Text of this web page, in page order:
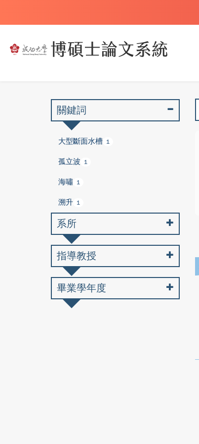
關鍵詞
大型斷面水槽 1
孤立波 1
海嘯 1
溯升 1
系所
指導教授
畢業學年度